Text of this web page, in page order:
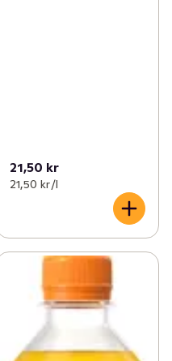
21,50 kr
21,50 kr /l